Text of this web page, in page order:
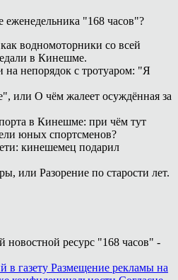
"168 часов"?
водномоторники со всей
в Кинешме.
непорядок с тротуаром: "Я
или О чём жалеет осуждённая за
в Кинешме: при чём тут
юных спортсменов?
кинешемец подарил
или Разорение по старости лет.
ресурс "168 часов" -
в газету Размещение рекламы на